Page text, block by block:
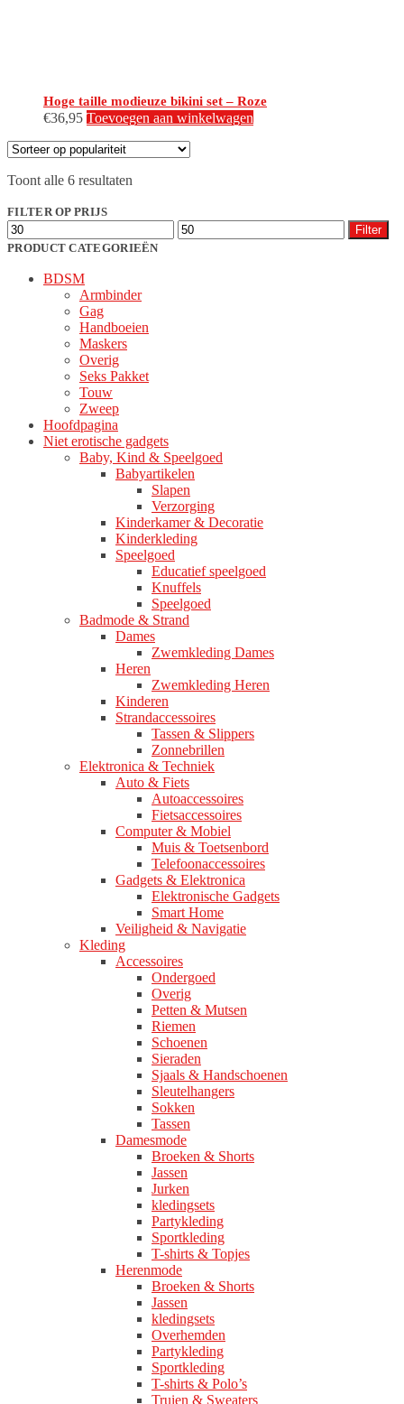
Hoge taille modieuze bikini set – Roze
€36,95 Toevoegen aan winkelwagen
Toont alle 6 resultaten
FILTER OP PRIJS
Min.
prijs
Max.
prijs
Filter
PRODUCT CATEGORIEËN
BDSM
Armbinder
Gag
Handboeien
Maskers
Overig
Seks Pakket
Touw
Zweep
Hoofdpagina
Niet erotische gadgets
Baby, Kind & Speelgoed
Babyartikelen
Slapen
Verzorging
Kinderkamer & Decoratie
Kinderkleding
Speelgoed
Educatief speelgoed
Knuffels
Speelgoed
Badmode & Strand
Dames
Zwemkleding Dames
Heren
Zwemkleding Heren
Kinderen
Strandaccessoires
Tassen & Slippers
Zonnebrillen
Elektronica & Techniek
Auto & Fiets
Autoaccessoires
Fietsaccessoires
Computer & Mobiel
Muis & Toetsenbord
Telefoonaccessoires
Gadgets & Elektronica
Elektronische Gadgets
Smart Home
Veiligheid & Navigatie
Kleding
Accessoires
Ondergoed
Overig
Petten & Mutsen
Riemen
Schoenen
Sieraden
Sjaals & Handschoenen
Sleutelhangers
Sokken
Tassen
Damesmode
Broeken & Shorts
Jassen
Jurken
kledingsets
Partykleding
Sportkleding
T-shirts & Topjes
Herenmode
Broeken & Shorts
Jassen
kledingsets
Overhemden
Partykleding
Sportkleding
T-shirts & Polo’s
Truien & Sweaters